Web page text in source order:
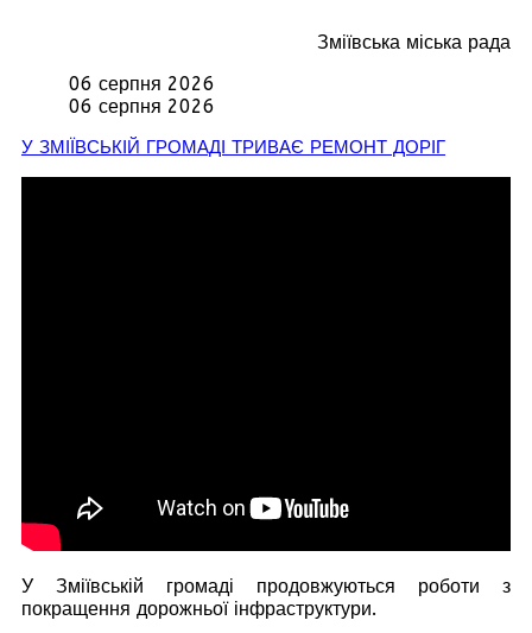
Зміївська міська рада
06 серпня 2026
06 серпня 2026
У ЗМІЇВСЬКІЙ ГРОМАДІ ТРИВАЄ РЕМОНТ ДОРІГ
У Зміївській громаді продовжуються роботи з
покращення дорожньої інфраструктури.